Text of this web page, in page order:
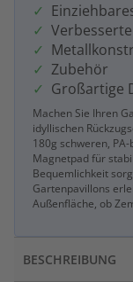
Zubehör
Großartige
Machen Sie Ihren
idyllischen
180g schweren,
Magnetpad für
Bequemlichkeit
Gartenpavillons
Außenfläche, ob
BESCHREIBUNG